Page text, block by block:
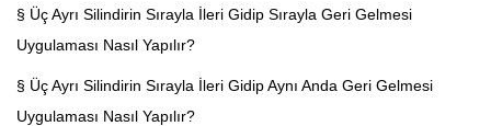
§ Üç Ayrı Silindirin Sırayla İleri Gidip Sırayla Geri Gelmesi
Uygulaması Nasıl Yapılır?
§ Üç Ayrı Silindirin Sırayla İleri Gidip Aynı Anda Geri Gelmesi
Uygulaması Nasıl Yapılır?